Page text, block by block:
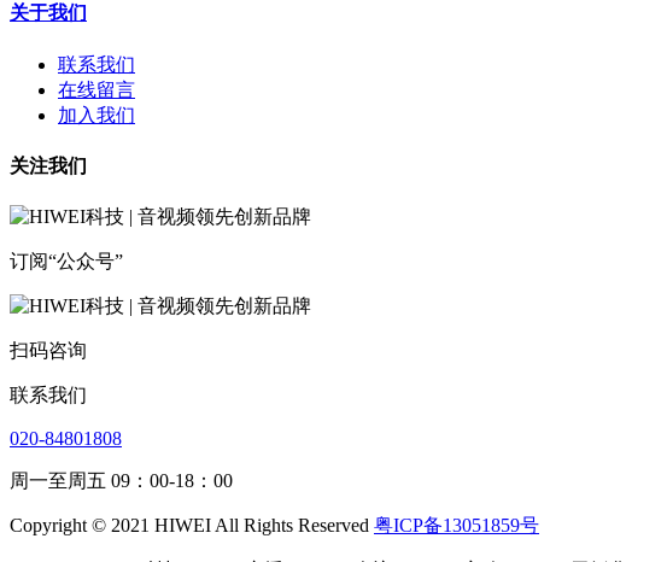
关于我们
联系我们
在线留言
加入我们
关注我们
订阅“公众号”
扫码咨询
联系我们
020-84801808
周一至周五 09：00-18：00
Copyright © 2021 HIWEI All Rights Reserved 粤ICP备13051859号